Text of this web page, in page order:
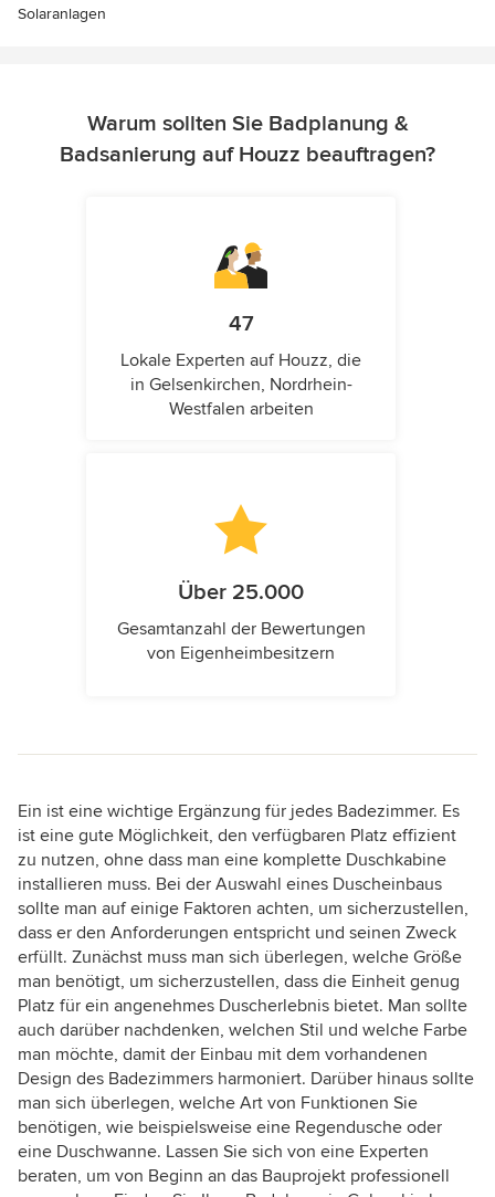
Solaranlagen
Warum sollten Sie Badplanung &
Badsanierung auf Houzz beauftragen?
47
Lokale Experten auf Houzz, die
in Gelsenkirchen, Nordrhein-
Westfalen arbeiten
Über 25.000
Gesamtanzahl der Bewertungen
von Eigenheimbesitzern
Ein ist eine wichtige Ergänzung für jedes Badezimmer. Es
ist eine gute Möglichkeit, den verfügbaren Platz effizient
zu nutzen, ohne dass man eine komplette Duschkabine
installieren muss. Bei der Auswahl eines Duscheinbaus
sollte man auf einige Faktoren achten, um sicherzustellen,
dass er den Anforderungen entspricht und seinen Zweck
erfüllt. Zunächst muss man sich überlegen, welche Größe
man benötigt, um sicherzustellen, dass die Einheit genug
Platz für ein angenehmes Duscherlebnis bietet. Man sollte
auch darüber nachdenken, welchen Stil und welche Farbe
man möchte, damit der Einbau mit dem vorhandenen
Design des Badezimmers harmoniert. Darüber hinaus sollte
man sich überlegen, welche Art von Funktionen Sie
benötigen, wie beispielsweise eine Regendusche oder
eine Duschwanne. Lassen Sie sich von eine Experten
beraten, um von Beginn an das Bauprojekt professionell